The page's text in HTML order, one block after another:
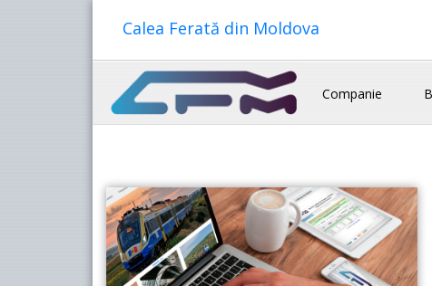
Calea Ferată din Moldova
Companie